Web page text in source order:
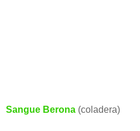
Sangue Berona (coladera)